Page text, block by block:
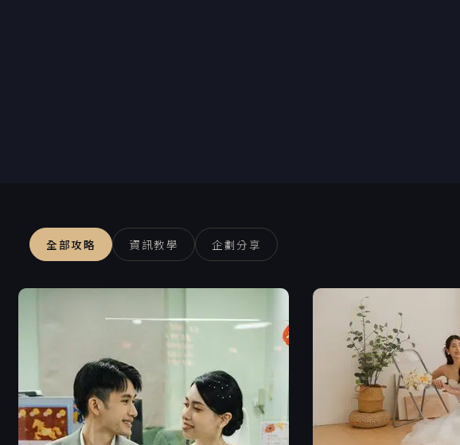
全部攻略 資訊教學 企劃分享